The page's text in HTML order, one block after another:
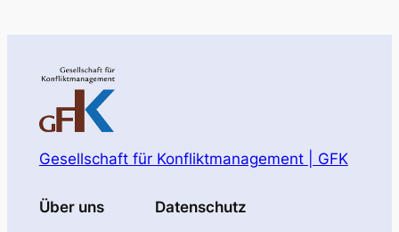
Gesellschaft für Konfliktmanagement | GFK
Über uns Datenschutz